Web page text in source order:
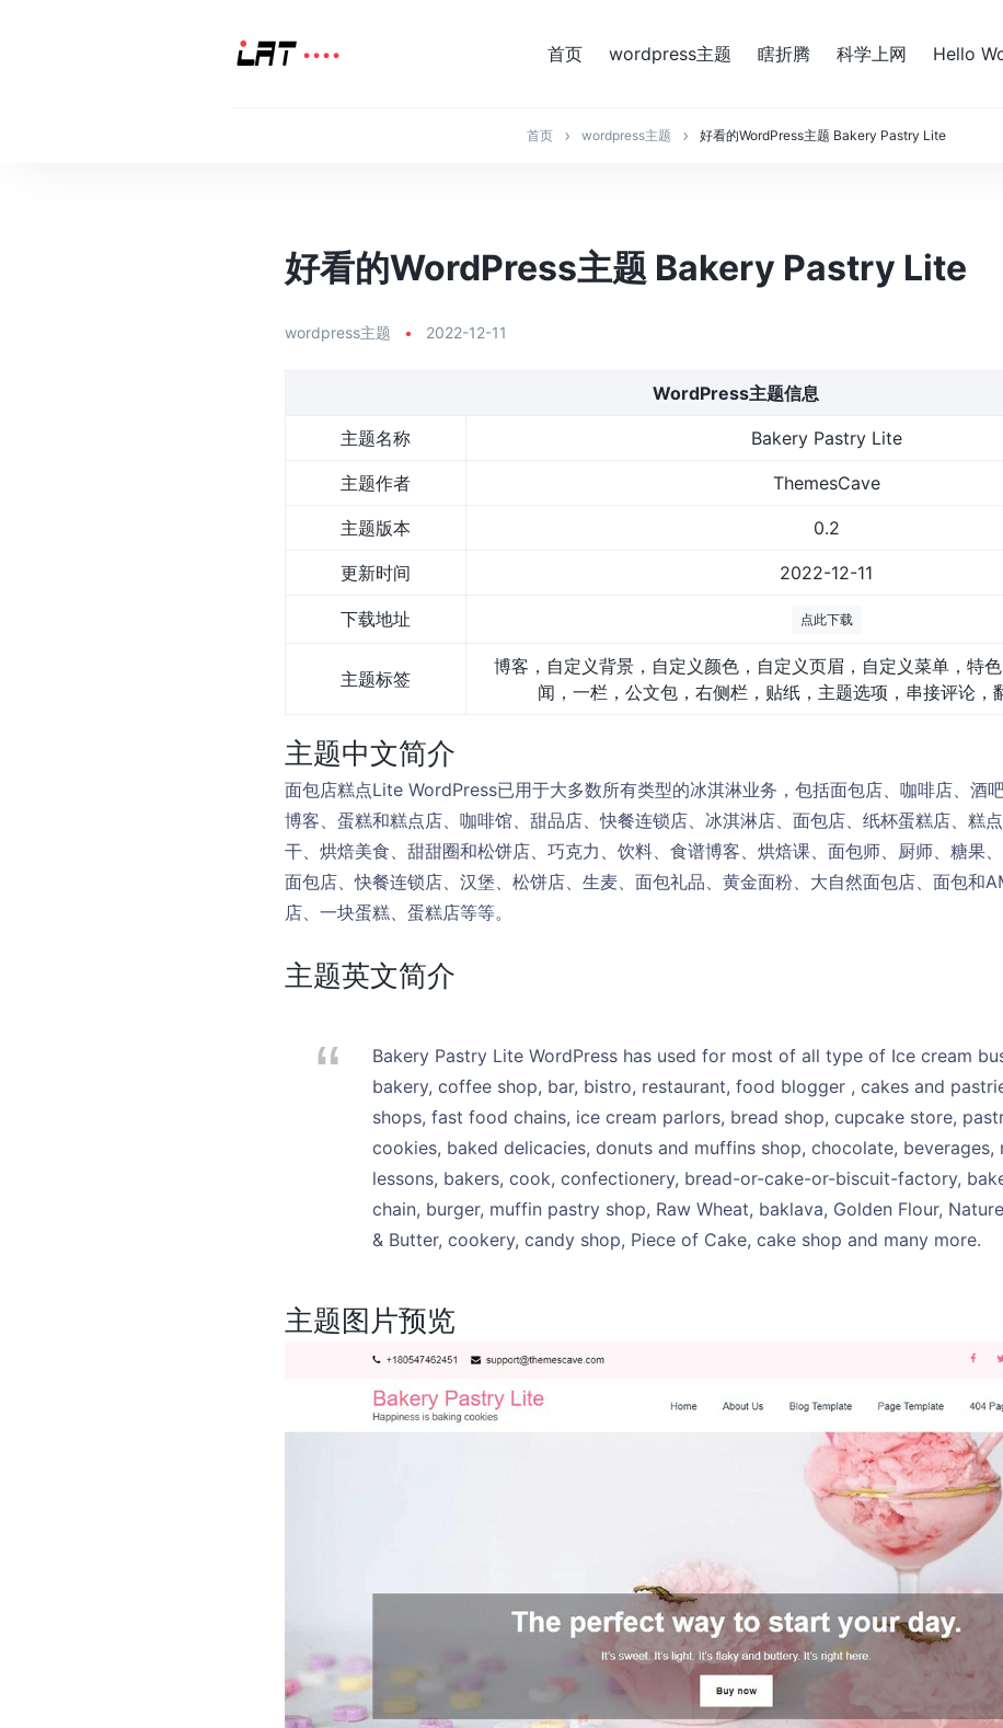
首页 wordpress主题 瞎折腾 科学上网 Hello
首页 wordpress主题 好看的WordPress主题 Bakery Pastry Lite
好看的WordPress主题 Bakery Pastry Lite
wordpress主题 • 2022-12-11
WordPress主题信息
主题名称 Bakery Pastry Lite
主题作者 ThemesCave
主题版本 0.2
更新时间 2022-12-11
下载地址 点此下载
主题标签
博客，自定义背景，自定义颜色，自定义页眉，自定义菜单，特
闻，一栏，公文包，右侧栏，贴纸，主题选项，串接评论，
主题中文简介
面包店糕点Lite WordPress已用于大多数所有类型的冰淇淋业务，包括面包店、咖啡店、酒
博客、蛋糕和糕点店、咖啡馆、甜品店、快餐连锁店、冰淇淋店、面包店、纸杯蛋糕店、糕
干、烘焙美食、甜甜圈和松饼店、巧克力、饮料、食谱博客、烘焙课、面包师、厨师、糖果、
面包店、快餐连锁店、汉堡、松饼店、生麦、面包礼品、黄金面粉、大自然面包店、面包和
店、一块蛋糕、蛋糕店等等。
主题英文简介
Bakery Pastry Lite WordPress has used for most of all type of Ice cream
bakery, coffee shop, bar, bistro, restaurant, food blogger , cakes and
shops, fast food chains, ice cream parlors, bread shop, cupcake store,
cookies, baked delicacies, donuts and muffins shop, chocolate, beverages,
lessons, bakers, cook, confectionery, bread-or-cake-or-biscuit-factory,
chain, burger, muffin pastry shop, Raw Wheat, baklava, Golden Flour,
& Butter, cookery, candy shop, Piece of Cake, cake shop and many more.
主题图片预览